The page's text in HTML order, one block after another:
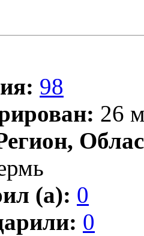
98
26
(а): 0
0